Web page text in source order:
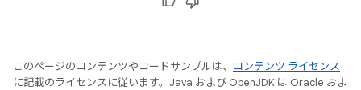
このページのコンテンツやコードサンプルは、
コンテンツ ライセンス
に記載のライセンスに従います。Java および OpenJDK は Oracle およ